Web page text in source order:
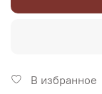
В избранное